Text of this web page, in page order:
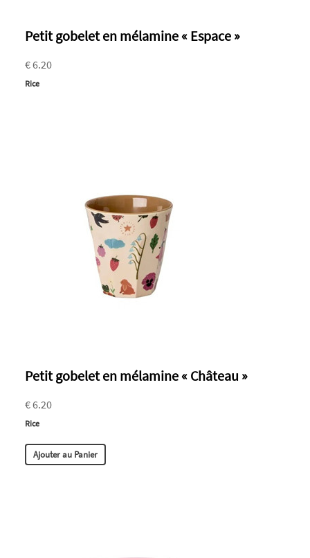
Petit gobelet en mélamine « Espace »
€ 6.20
Rice
Petit gobelet en mélamine « Château »
€ 6.20
Rice
Ajouter au Panier